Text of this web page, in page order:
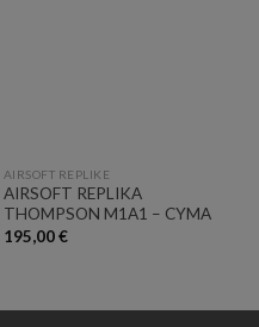
AIRSOFT REPLIKE
AIRSOFT REPLIKA
THOMPSON M1A1 – CYMA
195,00€